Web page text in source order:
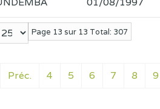
Page 13 sur 13 Total: 307
Préc. 4 5 6 7 8 9